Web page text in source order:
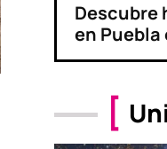
Descubre
en Puebla